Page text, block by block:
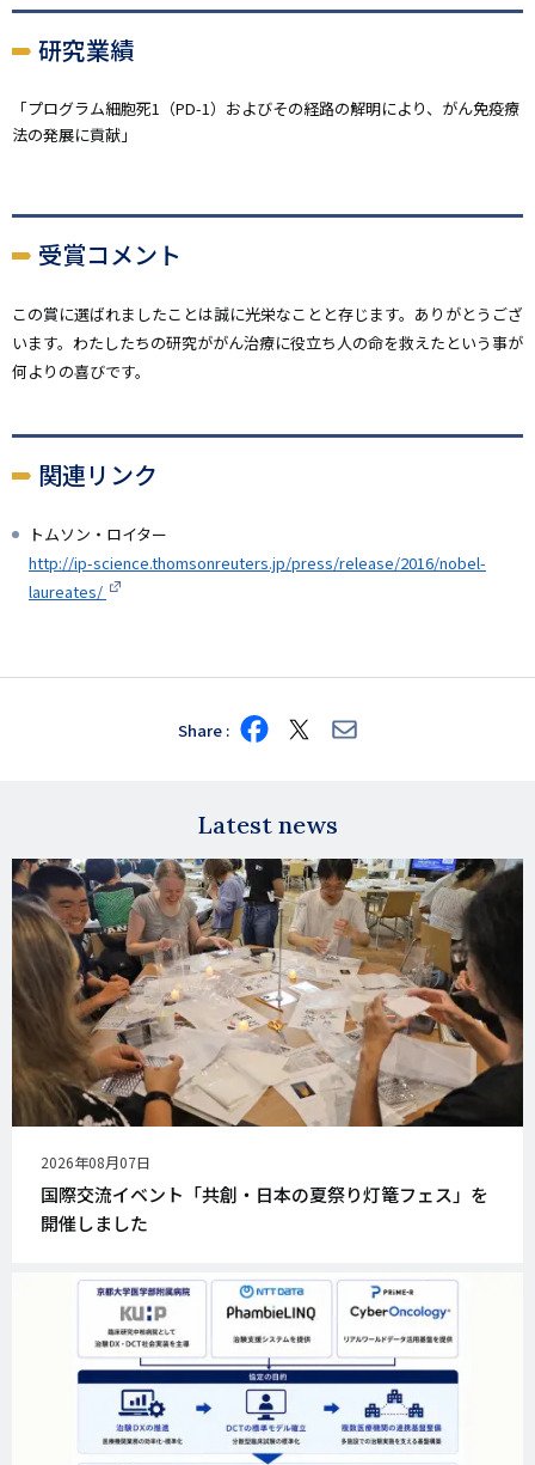
研究業績
「プログラム細胞死1（PD-1）およびその経路の解明により、がん免疫療
法の発展に貢献」
受賞コメント
この賞に選ばれましたことは誠に光栄なことと存じます。ありがとうござ
います。わたしたちの研究ががん治療に役立ち人の命を救えたという事が
何よりの喜びです。
関連リンク
トムソン・ロイター
http://ip-science.thomsonreuters.jp/press/release/2016/nobel-
laureates/
Share Share
on
Share
on
Share
via
Latest news
公
開
日
2026年08月07日
国際交流イベント「共創・日本の夏祭り灯篭フェス」を
開催しました